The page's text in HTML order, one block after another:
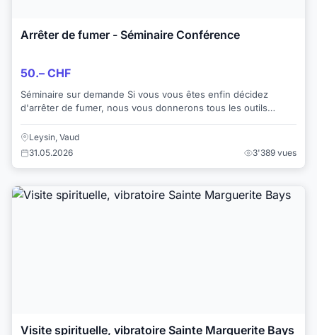
Arrêter de fumer - Séminaire Conférence
50.– CHF
Séminaire sur demande Si vous vous êtes enfin décidez
d'arrêter de fumer, nous vous donnerons tous les outils
Leysin, Vaud
31.05.2026
3'389 vues
Visite spirituelle, vibratoire Sainte Marguerite Bays